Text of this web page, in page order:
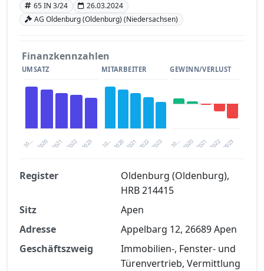
65 IN 3/24
26.03.2024
AG Oldenburg (Oldenburg) (Niedersachsen)
Finanzkennzahlen
UMSATZ
20… 2021 2023
2020 2022
MITARBEITER
20… 2021 2023
2020 2022
GEWINN/VERLUST
20… 2021 2023
2020 2022
Finanzkennzahlen nach kostenloser
Registrierung verfügbar
Jetzt kostenlos registrieren
Register
Oldenburg (Oldenburg),
HRB 214415
Sitz
Apen
Adresse
Appelbarg 12, 26689 Apen
Geschäftszweig
Immobilien-, Fenster- und
Türenvertrieb, Vermittlung